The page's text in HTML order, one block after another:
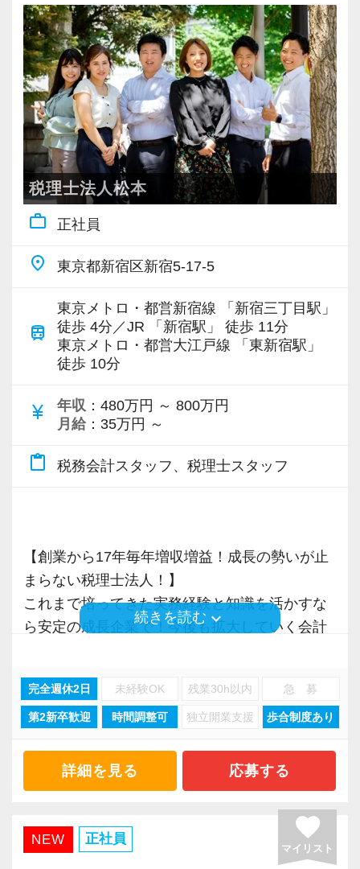
インターンから新卒で入社しました。
インターン時代は「ここまでやるの！？」とい
うくらい実践に近い形の業務を任されて大変な1
年でしたが、だからこそ実力がつき達成感を得
ることができました。
まだ入社１年目ですが、すでに法人20件・個人8
件を担当させてもらっています。
現在は、税理士を目指して勉強にも励んでいま
す。
はすぐ聞けるのがいいですね。
経験と知識をつけて、お客様から頼られる存
在、後輩の手本になるような存在になれるよう
に頑張っています。
会社の良いところは“温かさ”があります。
ームで明るい会社です。
数字が好きで人と関わるのが好きな人でした
ら、この仕事に向いていると思います。
お客様からの「ありがとう」が、最大のやりが
はじめての仕事には不安もあるかもしれません
が、当社は同じ目標をもったインターンの数も
多く心強いですよ。やる気のある方、ご応募お
待ちしています！
【各種社会保険完備、ユニークな手当制度あ
り】
社会保険等の一般的な福利厚生の他に、各種手
当も充実。
税務能力検定等の資格検定に合格するともらえ
る「合格手当」など、当社ならではの制度を設
けているので、ぜひ活用してください。
詳しくはこちら（リンク先：https://www.tokyo-
consulting.com/recruit/environment/benefits）
【成長のための5つのこだわりを大事にしていま
仕事をする上では5つのこだわり「クイックレス
ポンス・プラス思考・有言実行・他責禁止・気
配り」を掲げ、一人ひとりが実行しています。
けるために「情熱家であれ！」がモットーで
します。
そのため、勢いだけではどうにもならない課題
や問題点もでてきますが、一つずつ確実に乗り
越えていきましょう！
付ける経験を積むことが自信に繋がります。
多くのインターン生を育成した実績があります
の成⻑を日々実感して頂けると思います。
自分が「将来こうなりたい」「こんな風に成⻑
したい」「こういうサービスを提供したい」と
いう夢を語れる若いパワーのある方を求めてい
ます。
私たちが未経験者に求めるのは、謙虚さと素直
さです。
常に学ぶ姿勢を忘れず、謙虚に仕事に取り組ん
でくださる方を求めます。
わからないことがあれば、誰でも最初は初心者
なので、遠慮なく何でも聞いてください。
【こんな方を求めています】
・新しいことでも吸収して取り組んでいただけ
る人
・わからないことはわからないと素直に言える
・はじめてのことでも前向きに取り組める人
【ITシステム完備で効率よく業務をこなせま
IT化が非常に進んでいるのも当社の特徴。
代表が作業環境にも気を配っており、デュアル
モニターを全席設置。
いるので効率よくストレスフリーに業務をこな
せます。
ぜひ体験してください！
キャリアステップは等級制（1〜6等級）で、求
められる業務レベルや役割を明確にしていま
ステップアップが可能です。
昇級は年に2回の自己申請制で何度でもチャレン
【定期的な班替えや席替えで、より多くのこと
ることから資格取得に励むスタッフが多く活躍
しています。
若いメンバーが多く明るい雰囲気で、全員がや
る気に満ちあふれています。
自主性がある方には活躍できる舞台はいくらで
もご用意するので、この業界で何か成し遂げた
い目標がある方は、ぜひ当社の門を叩いてくだ
さい！
頼される税務のプロを目指せます】
様に寄り添う」ことが一つの使命です。
お客様から「こうしたい」という理想をいただ
きく力を発揮できる存在でありたいと考えてい
ます。ご紹介案件が7割を超えているのも、そう
いった私たちの姿勢がお客様から評価されてい
ルの向上を目指し、税務のプロとして高い信頼
を獲得していきます。
お客様から信頼され、心の通ったサービスを提
供する真の「税務プロフェッショナル」として
【将来オフィスをお任せできる貴方の力を求め
ています】
らなる活躍の場を求めている貴方の力を発揮で
きる職場です。
新たなマネージャー候補として、将来的にオフ
ィスを任せられる方の力を求めています。
充実した実務重視のOJTで、安心して職務経験
と知識をゼロから身に付けられます！
税務・会計の経験と知識を磨きながらステップ
アップを目指しませんか？
【対象業種100種以上！節税・融資・税務調査に
強い税理士法人です】
創業以来17年連続増収増益、顧問先数2500以
上、全国6拠点で安定的に成長中です。
お客様に事務所までご来社いただく来所型サー
います。
専門Webサイトを10サイト以上運営しており、
新規顧問契約のお客様が毎年400件以上増加！
各オフィスに国税OB税理士が在籍しているの
税理士という仕事は不況に強い仕事で、融資対
応、給付金のサポート、補助金のサポートなど
ています。
また、職場環境の改善に積極的に取り組む企業
に対して認証される「社労士診断認証制度」を
施企業」の認定を受け、今後も社員が働きやす
い環境づくりを積極的に推進していきます。
おりますので、当社で将来の不安なく働いてみ
ませんか？
【新宿の事務所はこんなオフィスです】
20代のスタッフが多数在籍しており、当社拠点
税理士法人松本
work_outline 正社員
place 東京都新宿区新宿5-17-5
train
東京メトロ・都営新宿線 「新宿三丁目駅」
徒歩 4分／JR 「新宿駅」 徒歩 11分
東京メトロ・都営大江戸線 「東新宿駅」
徒歩 10分
currency_yen 年収 ：480万円 ～ 800万円
月給 ：35万円 ～
content_paste 税務会計スタッフ、税理士スタッフ
【創業から17年毎年増収増益！成長の勢いが止
まらない税理士法人！】
これまで培ってきた実務経験と知識を活かすな
ら安定の成長企業で！今後も拡大していく会計
現在当社では「渋谷」「新宿」「錦糸町」
ます。
2021年6月に「渋谷オフィス」を新設し、その
後「新宿オフィス」「大阪オフィス」「錦糸町
オフィス」が拡張移転！
さらに2022年12月には「柏オフィス」を開設
続きを読む keyboard_arrow_down
完全週休2日 未経験OK 残業30h以内 急 募
第2新卒歓迎 時間調整可 独立開業支援 歩合制度あり
詳細を見る 応募する
NEW 正社員 favorite
マイリスト